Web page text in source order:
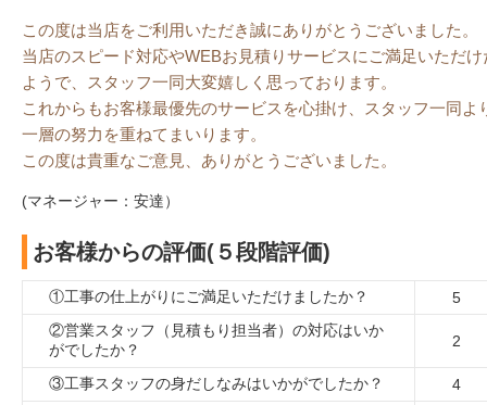
この度は当店をご利用いただき誠にありがとうございました。
当店のスピード対応やWEBお見積りサービスにご満足いただけ
ようで、スタッフ一同大変嬉しく思っております。
これからもお客様最優先のサービスを心掛け、スタッフ一同よ
一層の努力を重ねてまいります。
この度は貴重なご意見、ありがとうございました。
(マネージャー：安達）
お客様からの評価(５段階評価)
①工事の仕上がりにご満足いただけましたか？
5
②営業スタッフ（見積もり担当者）の対応はいか
がでしたか？
2
③工事スタッフの身だしなみはいかがでしたか？
4